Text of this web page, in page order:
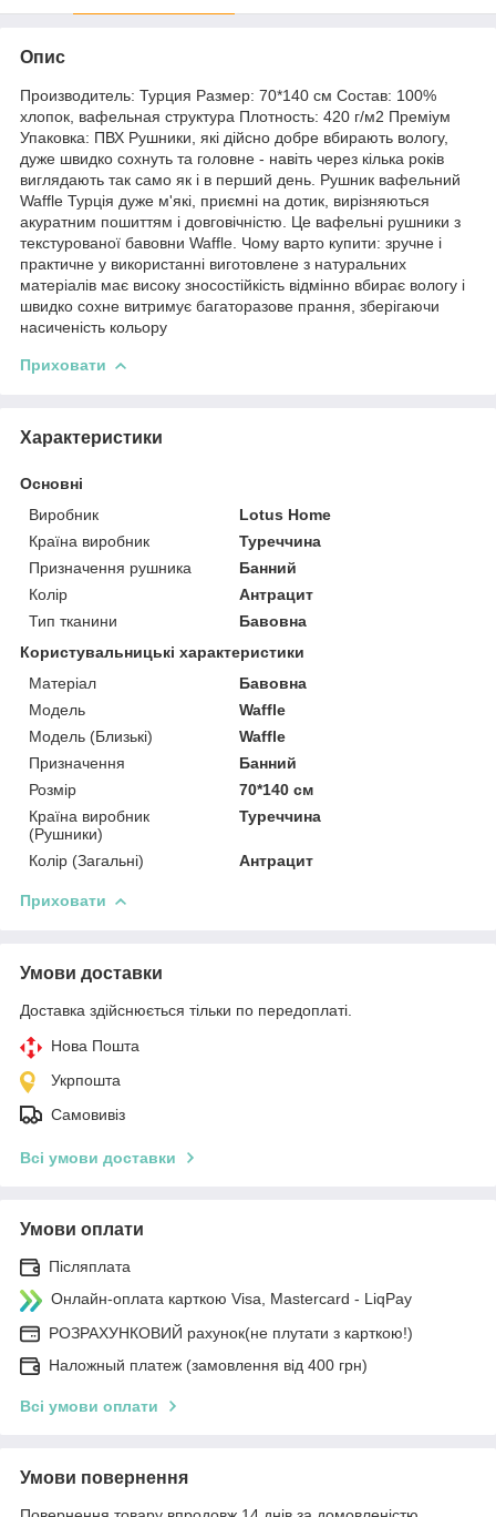
Опис
Производитель: Турция Размер: 70*140 см Состав: 100%
хлопок, вафельная структура Плотность: 420 г/м2 Преміум
Упаковка: ПВХ Рушники, які дійсно добре вбирають вологу,
дуже швидко сохнуть та головне - навіть через кілька років
виглядають так само як і в перший день. Рушник вафельний
Waffle Турція дуже м'які, приємні на дотик, вирізняються
акуратним пошиттям і довговічністю. Це вафельні рушники з
текстурованої бавовни Waffle. Чому варто купити: зручне і
практичне у використанні виготовлене з натуральних
матеріалів має високу зносостійкість відмінно вбирає вологу і
швидко сохне витримує багаторазове прання, зберігаючи
насиченість кольору
Приховати
Характеристики
Основні
Виробник
Lotus Home
Країна виробник
Туреччина
Призначення рушника
Банний
Колір
Антрацит
Тип тканини
Бавовна
Користувальницькі характеристики
Матеріал
Бавовна
Мoдель
Waffle
Модель (Близькі)
Waffle
Призначення
Банний
Розмір
70*140 см
Країна виробник
(Рушники)
Туреччина
Колір (Загальні) Антрацит
Приховати
Умови доставки
Доставка здійснюється тільки по передоплаті.
Нова Пошта
Укрпошта
Самовивіз
Всі умови доставки
Умови оплати
Післяплата
Онлайн-оплата карткою Visa, Mastercard - LiqPay
РОЗРАХУНКОВИЙ рахунок(не плутати з карткою!)
Наложный платеж (замовлення від 400 грн)
Всі умови оплати
Умови повернення